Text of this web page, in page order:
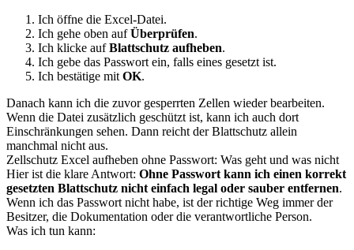
Ich öffne die Excel-Datei.
Ich gehe oben aufÜberprüfen.
Ich klicke aufBlattschutz aufheben.
Ich gebe das Passwort ein, falls eines gesetzt ist.
Ich bestätige mit OK.
Danach kann ich die zuvor gesperrten Zellen wieder bearbeiten.
Wenn die Datei zusätzlich geschützt ist, kann ich auch dort
Einschränkungen sehen. Dann reicht der Blattschutz allein
manchmal nicht aus.
Zellschutz Excel aufheben ohne Passwort: Was geht und was nicht
Hier ist die klare Antwort: Ohne Passwort kann ich einen korrekt
gesetzten Blattschutz nicht einfach legal oder sauber entfernen.
Wenn ich das Passwort nicht habe, ist der richtige Weg immer der
Besitzer, die Dokumentation oder die verantwortliche Person.
Was ich tun kann: